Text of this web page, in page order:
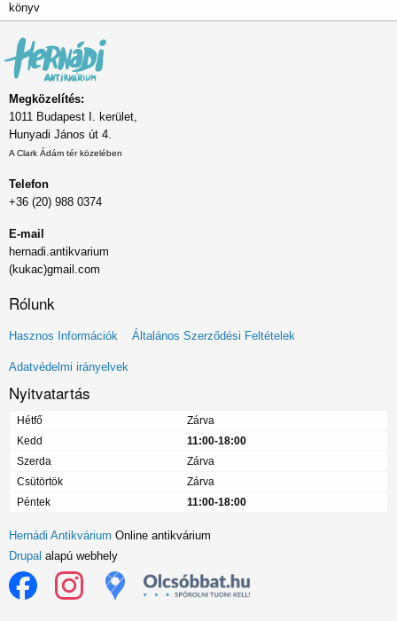
könyv
Megközelítés:
1011 Budapest I. kerület,
Hunyadi János út 4.
A Clark Ádám tér közelében
Telefon
+36 (20) 988 0374
E-mail
hernadi.antikvarium
(kukac)gmail.com
Rólunk
Lábléc
menü
Hasznos Információk Általános Szerződési Feltételek
Adatvédelmi irányelvek
Nyitvatartás
Hétfő
Zárva
Kedd
11:00-18:00
Szerda
Zárva
Csütörtök
Zárva
Péntek
11:00-18:00
Hernádi Antikvárium Online antikvárium
Drupal alapú webhely